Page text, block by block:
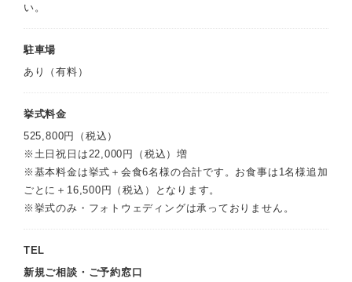
い。
駐車場
あり（有料）
挙式料金
525,800円（税込）
※土日祝日は22,000円（税込）増
※基本料金は挙式＋会食6名様の合計です。お食事は1名様追加
ごとに＋16,500円（税込）となります。
※挙式のみ・フォトウェディングは承っておりません。
TEL
新規ご相談・ご予約窓口